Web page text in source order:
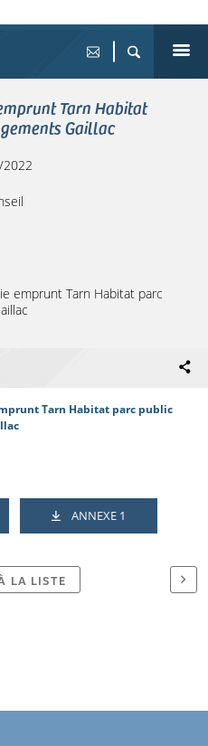
Tarn Habitat
Gaillac
emprunt Tarn Habitat parc
Tarn Habitat parc public
ANNEXE 1
LA LISTE